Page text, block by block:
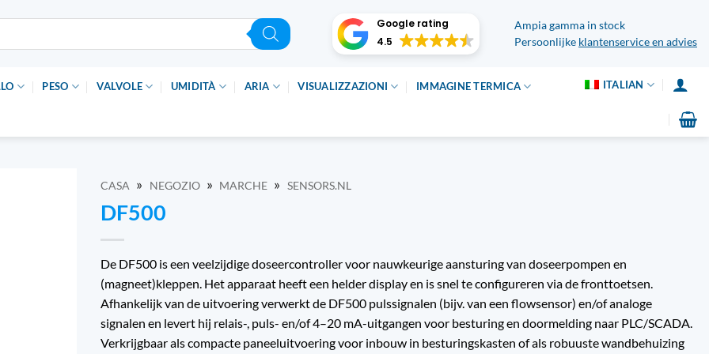
Google rating
4.5
Ampia gamma in stock
Persoonlijke klantenservice en advies
PESO VALVOLE UMIDITÀ ARIA VISUALIZZAZIONI IMMAGINE TERMICA ITALIAN
CASA » NEGOZIO » MARCHE » SENSORS.NL
DF500
De DF500 is een veelzijdige doseercontroller voor nauwkeurige aansturing van doseerpompen en
(magneet)kleppen. Het apparaat heeft een helder display en is snel te configureren via de fronttoetsen.
Afhankelijk van de uitvoering verwerkt de DF500 pulssignalen (bijv. van een flowsensor) en/of analoge
signalen en levert hij relais-, puls- en/of 4–20 mA-uitgangen voor besturing en doormelding naar PLC/SCADA.
Verkrijgbaar als compacte paneeluitvoering voor inbouw in besturingskasten of als robuuste wandbehuizing